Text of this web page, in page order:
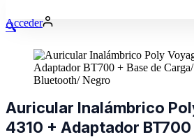
Acceder
🔍
Auricular Inalámbrico
4310 + Adaptador BT700